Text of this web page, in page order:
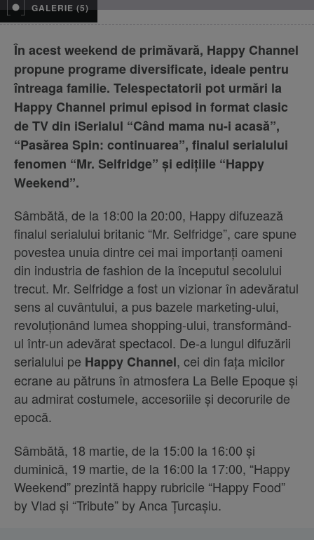
GALERIE (5)
În acest weekend de primăvară, Happy Channel
propune programe diversificate, ideale pentru
întreaga familie. Telespectatorii pot urmări la
Happy Channel primul episod in format clasic
de TV din iSerialul “Când mama nu-i acasă”,
“Pasărea Spin: continuarea”, finalul serialului
fenomen “Mr. Selfridge” și edițiile “Happy
Weekend”.
Sâmbătă, de la 18:00 la 20:00, Happy difuzează
finalul serialului britanic “Mr. Selfridge”, care spune
povestea unuia dintre cei mai importanți oameni
din industria de fashion de la începutul secolului
trecut. Mr. Selfridge a fost un vizionar în adevăratul
sens al cuvântului, a pus bazele marketing-ului,
revoluționând lumea shopping-ului, transformând-
ul într-un adevărat spectacol. De-a lungul difuzării
serialului pe Happy Channel, cei din fața micilor
ecrane au pătruns în atmosfera La Belle Epoque și
au admirat costumele, accesoriile și decorurile de
epocă.
Sâmbătă, 18 martie, de la 15:00 la 16:00 și
duminică, 19 martie, de la 16:00 la 17:00, “Happy
Weekend” prezintă happy rubricile “Happy Food”
by Vlad și “Tribute” by Anca Țurcașiu.